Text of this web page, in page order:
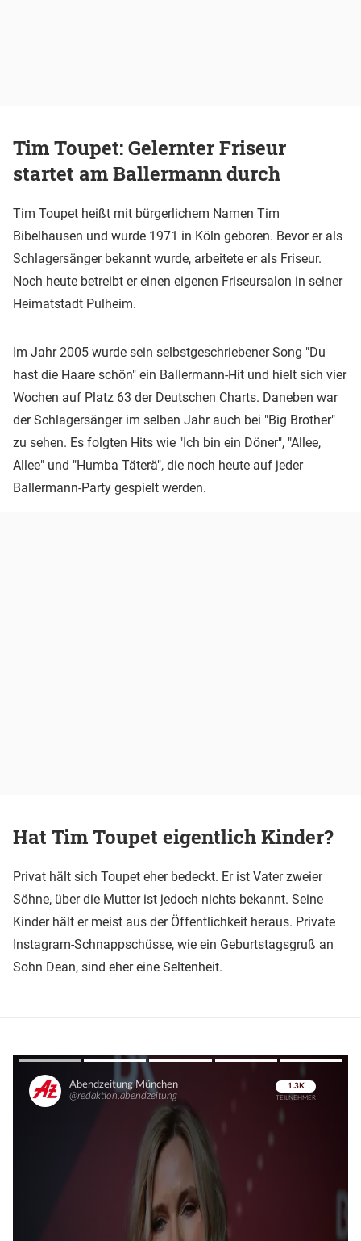
Tim Toupet: Gelernter Friseur
startet am Ballermann durch
Tim Toupet heißt mit bürgerlichem Namen Tim
Bibelhausen und wurde 1971 in Köln geboren. Bevor er als
Schlagersänger bekannt wurde, arbeitete er als Friseur.
Noch heute betreibt er einen eigenen Friseursalon in seiner
Heimatstadt Pulheim.
Im Jahr 2005 wurde sein selbstgeschriebener Song "Du
hast die Haare schön" ein Ballermann-Hit und hielt sich vier
Wochen auf Platz 63 der Deutschen Charts. Daneben war
der Schlagersänger im selben Jahr auch bei "Big Brother"
zu sehen. Es folgten Hits wie "Ich bin ein Döner", "Allee,
Allee" und "Humba Täterä", die noch heute auf jeder
Ballermann-Party gespielt werden.
Hat Tim Toupet eigentlich Kinder?
Privat hält sich Toupet eher bedeckt. Er ist Vater zweier
Söhne, über die Mutter ist jedoch nichts bekannt. Seine
Kinder hält er meist aus der Öffentlichkeit heraus. Private
Instagram-Schnappschüsse, wie ein Geburtstagsgruß an
Sohn Dean, sind eher eine Seltenheit.
Überspringen